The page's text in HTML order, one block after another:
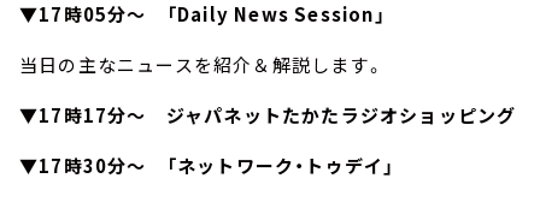
▼17時05分～ 「Daily News Session」
当日の主なニュースを紹介＆解説します。
▼17時17分～ ジャパネットたかたラジオショッピング
▼17時30分～ 「ネットワーク・トゥデイ」